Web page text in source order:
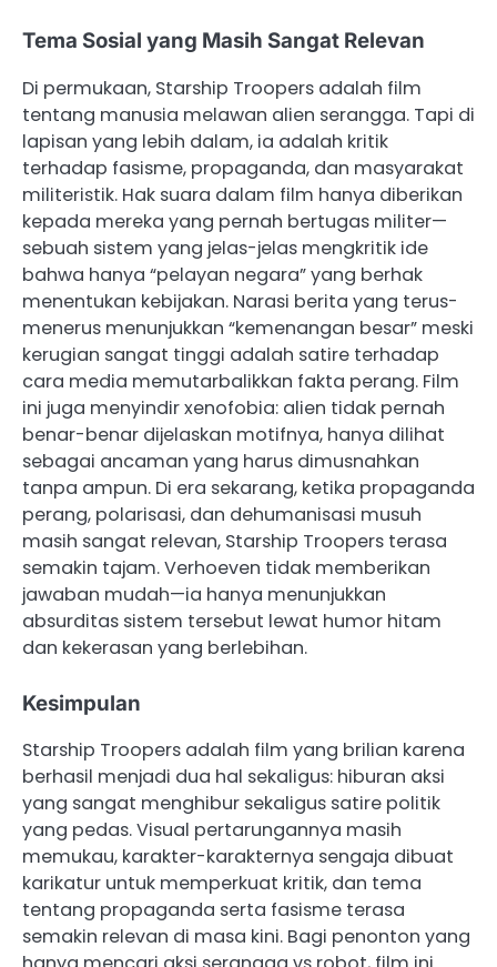
Tema Sosial yang Masih Sangat Relevan
Di permukaan, Starship Troopers adalah film
tentang manusia melawan alien serangga. Tapi di
lapisan yang lebih dalam, ia adalah kritik
terhadap fasisme, propaganda, dan masyarakat
militeristik. Hak suara dalam film hanya diberikan
kepada mereka yang pernah bertugas militer—
sebuah sistem yang jelas-jelas mengkritik ide
bahwa hanya “pelayan negara” yang berhak
menentukan kebijakan. Narasi berita yang terus-
menerus menunjukkan “kemenangan besar” meski
kerugian sangat tinggi adalah satire terhadap
cara media memutarbalikkan fakta perang. Film
ini juga menyindir xenofobia: alien tidak pernah
benar-benar dijelaskan motifnya, hanya dilihat
sebagai ancaman yang harus dimusnahkan
tanpa ampun. Di era sekarang, ketika propaganda
perang, polarisasi, dan dehumanisasi musuh
masih sangat relevan, Starship Troopers terasa
semakin tajam. Verhoeven tidak memberikan
jawaban mudah—ia hanya menunjukkan
absurditas sistem tersebut lewat humor hitam
dan kekerasan yang berlebihan.
Kesimpulan
Starship Troopers adalah film yang brilian karena
berhasil menjadi dua hal sekaligus: hiburan aksi
yang sangat menghibur sekaligus satire politik
yang pedas. Visual pertarungannya masih
memukau, karakter-karakternya sengaja dibuat
karikatur untuk memperkuat kritik, dan tema
tentang propaganda serta fasisme terasa
semakin relevan di masa kini. Bagi penonton yang